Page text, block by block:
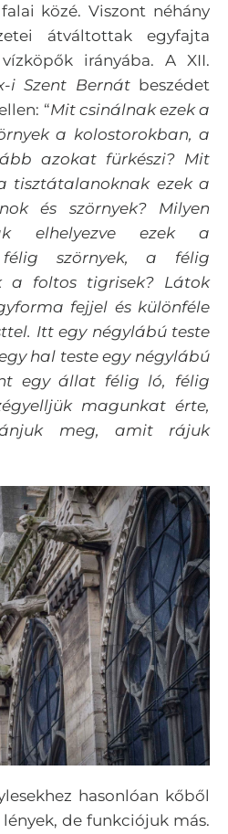
közé. Viszont néhány
átváltottak egyfajta
irányába. A XII.
i Szent Bernátbeszédet
“Mit csinálnak ezek a
a kolostorokban, a
azokat fürkészi? Mit
tisztátalanoknak ezek a
és szörnyek? Milyen
elhelyezve ezek a
szörnyek, a félig
a foltos tigrisek? Látok
fejjel és különféle
Itt egy négylábú teste
hal teste egy négylábú
egy állat félig ló, félig
magunkat érte,
meg, amit rájuk
hasonlóan kőből
de funkciójuk más.